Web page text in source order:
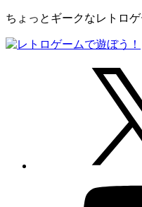
ちょっとギークなレトロ